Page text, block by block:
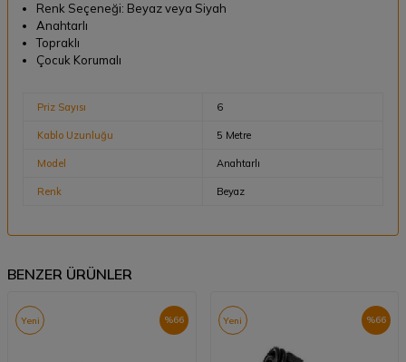
Renk Seçeneği: Beyaz veya Siyah
Anahtarlı
Topraklı
Çocuk Korumalı
Priz Sayısı 6
Kablo Uzunluğu 5 Metre
Model Anahtarlı
Renk Beyaz
BENZER ÜRÜNLER
%66
Yeni %66
Yeni